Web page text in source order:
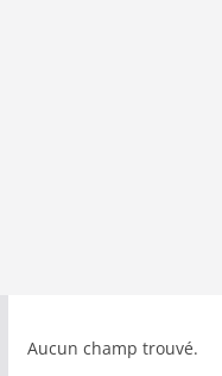
Aucun champ trouvé.